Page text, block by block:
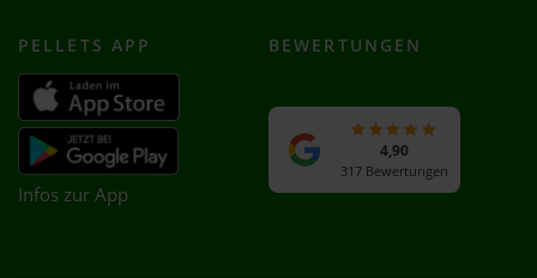
PELLETS APP
Infos zur App
BEWERTUNGEN
4,90
317 Bewertungen